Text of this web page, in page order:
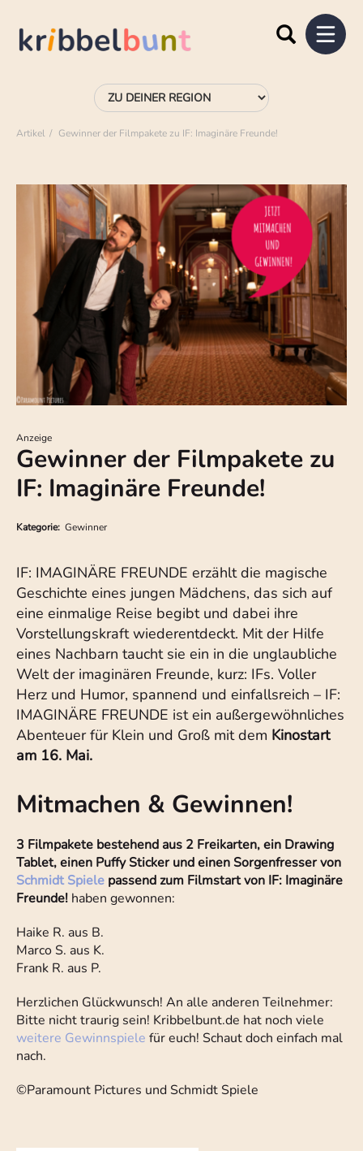
Artikel Gewinner der Filmpakete zu IF: Imaginäre Freunde!
Anzeige
Gewinner der Filmpakete zu
IF: Imaginäre Freunde!
Kategorie: Gewinner
IF: IMAGINÄRE FREUNDE erzählt die magische
Geschichte eines jungen Mädchens, das sich auf
eine einmalige Reise begibt und dabei ihre
Vorstellungskraft wiederentdeckt. Mit der Hilfe
eines Nachbarn taucht sie ein in die unglaubliche
Welt der imaginären Freunde, kurz: IFs. Voller
Herz und Humor, spannend und einfallsreich – IF:
IMAGINÄRE FREUNDE ist ein außergewöhnliches
Abenteuer für Klein und Groß mit dem Kinostart
am 16. Mai.
Mitmachen & Gewinnen!
3 Filmpakete bestehend aus 2 Freikarten, ein Drawing
Tablet,einen Puffy Sticker und einen Sorgenfresser von
Schmidt Spiele passend zum Filmstart von IF: Imaginäre
Freunde! haben gewonnen:
Haike R. aus B.
Marco S. aus K.
Frank R. aus P.
Herzlichen Glückwunsch! An alle anderen Teilnehmer:
Bitte nicht traurig sein! Kribbelbunt.de hat noch viele
weitere Gewinnspiele für euch! Schaut doch einfach mal
nach.
©Paramount Pictures und Schmidt Spiele